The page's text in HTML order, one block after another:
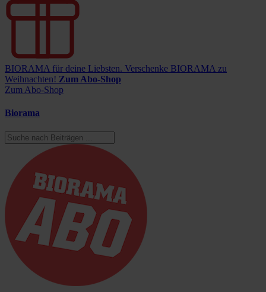
BIORAMA für deine Liebsten. Verschenke BIORAMA zu
Weihnachten! Zum Abo-Shop
Zum Abo-Shop
Biorama